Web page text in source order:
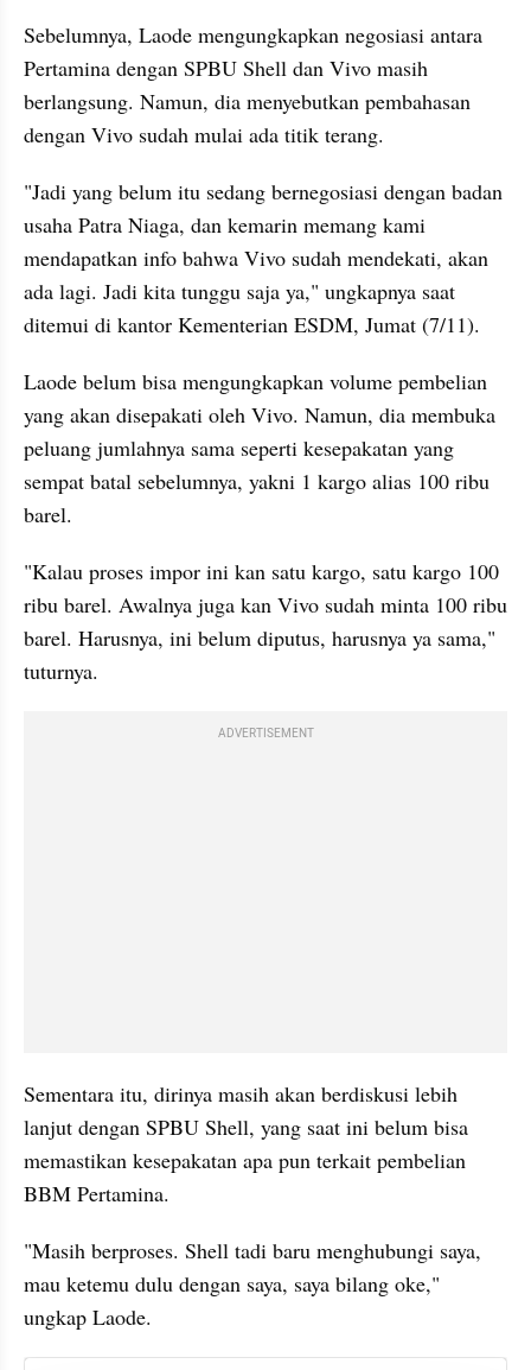
Sebelumnya, Laode mengungkapkan negosiasi antara
Pertamina dengan SPBU Shell dan Vivo masih
berlangsung. Namun, dia menyebutkan pembahasan
dengan Vivo sudah mulai ada titik terang.
"Jadi yang belum itu sedang bernegosiasi dengan badan
usaha Patra Niaga, dan kemarin memang kami
mendapatkan info bahwa Vivo sudah mendekati, akan
ada lagi. Jadi kita tunggu saja ya," ungkapnya saat
ditemui di kantor Kementerian ESDM, Jumat (7/11).
Laode belum bisa mengungkapkan volume pembelian
yang akan disepakati oleh Vivo. Namun, dia membuka
peluang jumlahnya sama seperti kesepakatan yang
sempat batal sebelumnya, yakni 1 kargo alias 100 ribu
barel.
"Kalau proses impor ini kan satu kargo, satu kargo 100
ribu barel. Awalnya juga kan Vivo sudah minta 100 ribu
barel. Harusnya, ini belum diputus, harusnya ya sama,"
tuturnya.
ADVERTISEMENT
Sementara itu, dirinya masih akan berdiskusi lebih
lanjut dengan SPBU Shell, yang saat ini belum bisa
memastikan kesepakatan apa pun terkait pembelian
BBM Pertamina.
"Masih berproses. Shell tadi baru menghubungi saya,
mau ketemu dulu dengan saya, saya bilang oke,"
ungkap Laode.